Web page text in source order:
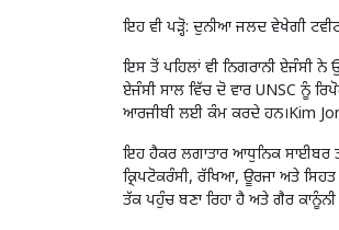
ਇਹ ਵੀ ਪੜ੍ਹੋ: ਦੁਨੀਆ ਜਲਦ ਵੇਖੇਗੀ
ਇਸ ਤੋਂ ਪਹਿਲਾਂ ਵੀ ਨਿਗਰਾਨੀ ਏਜੰਸੀ
ਏਜੰਸੀ ਸਾਲ ਵਿੱਚ ਦੋ ਵਾਰ UNSC ਨੂੰ
ਆਰਜੀਬੀ ਲਈ ਕੰਮ ਕਰਦੇ ਹਨ।Kim
ਇਹ ਹੈਕਰ ਲਗਾਤਾਰ ਆਧੁਨਿਕ ਸਾਈਬਰ
ਕ੍ਰਿਪਟੋਕਰੰਸੀ, ਰੱਖਿਆ, ਊਰਜਾ ਅਤੇ
ਤੱਕ ਪਹੁੰਚ ਬਣਾ ਰਿਹਾ ਹੈ ਅਤੇ ਗੈਰ ਕਾਨੂੰਨੀ